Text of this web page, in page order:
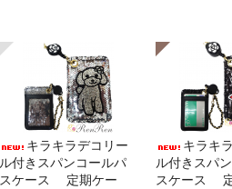
キラキラデコリー
ル付きスパンコールパ
スケース 定期ケー
キラキ
ル付きスパ
スケース